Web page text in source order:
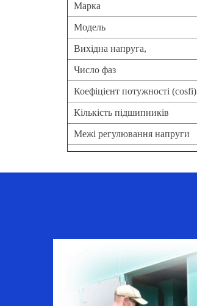
Марка
Модель
Вихідна напруга,
Число фаз
Коефіцієнт потужності (cosfi)
Кількість підшипників
Межі регулювання напруги